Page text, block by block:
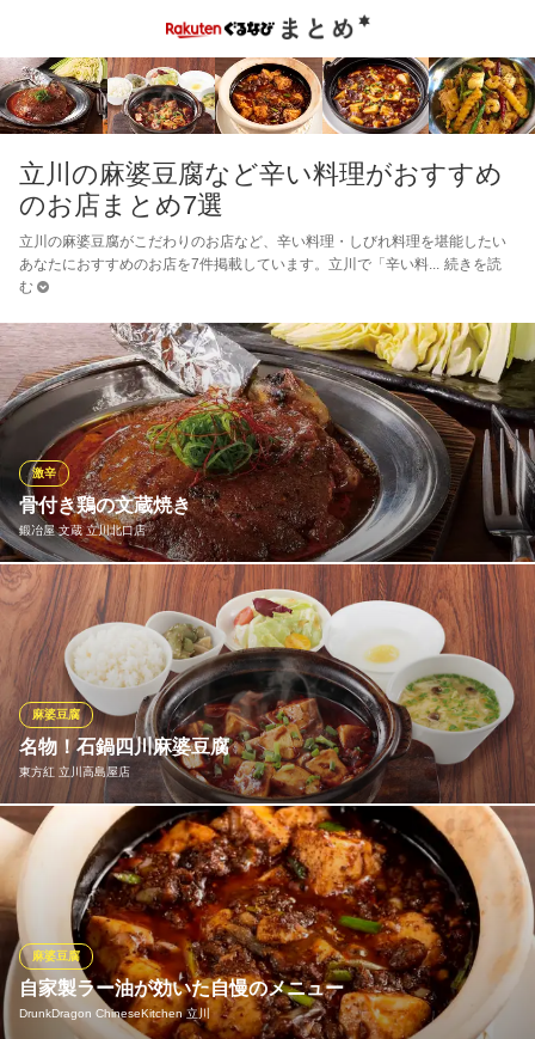
立川の麻婆豆腐など辛い料理がおすすめ
のお店まとめ7選
立川の麻婆豆腐がこだわりのお店など、辛い料理・しびれ料理を堪能したい
あなたにおすすめのお店を7件掲載しています。立川で「辛い料
続きを読
む
骨付き鶏の文蔵焼き
鍛冶屋 文蔵 立川北口店
激辛
骨付き鶏を秘伝のスパイスで焼き上げました。激辛の中に旨味が
あります。是非ご賞味下さい。
鍛冶屋 文蔵 立川北口店
和風居酒屋
ＪＲ立川駅北口 徒歩1分
東京都立川市曙町2-13-1 TE曙ビルB1
名物！石鍋四川麻婆豆腐
東方紅 立川高島屋店
麻婆豆腐
テーブルでグツグツと音を立てる石鍋でご提供する四川麻婆豆腐
は、当店の看板メニュー。 視覚と音、香りでも楽しめる、まさに
五感で味わう逸品です。 山椒の痺れる辛さの中にしっかりと感じ
られる旨味がやみつきになります
東方紅 立川高島屋店
立川高島屋本格中華
多摩モノレール立川北駅 徒歩3分
自家製ラー油が効いた自慢のメニュー
DrunkDragon ChineseKitchen 立川
麻婆豆腐